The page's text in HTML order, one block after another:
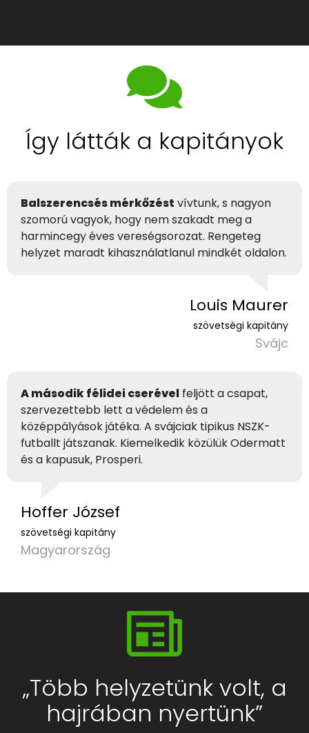
Így látták a kapitányok
Balszerencsés mérkőzést vívtunk, s nagyon
szomorú vagyok, hogy nem szakadt meg a
harmincegy éves vereségsorozat. Rengeteg
helyzet maradt kihasználatlanul mindkét oldalon.
Louis Maurer
szövetségi kapitány
Svájc
A második félidei cserével feljött a csapat,
szervezettebb lett a védelem és a
középpályások játéka. A svájciak tipikus NSZK-
futballt játszanak. Kiemelkedik közülük Odermatt
és a kapusuk, Prosperi.
Hoffer József
szövetségi kapitány
Magyarország
„Több helyzetünk volt, a
hajrában nyertünk”